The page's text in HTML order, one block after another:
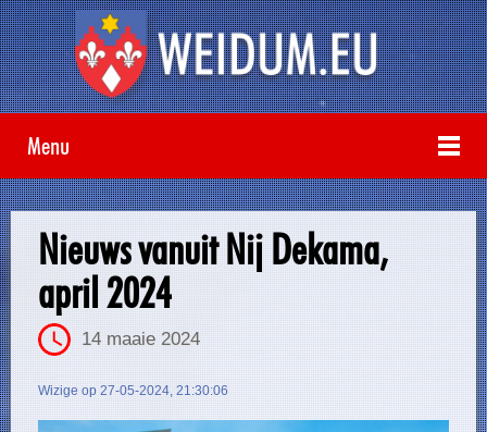
Menu
Nieuws vanuit Nij Dekama,
april 2024
14 maaie 2024
Wizige op 27-05-2024, 21:30:06